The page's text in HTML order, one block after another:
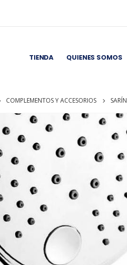
TIENDA QUIENES SOMOS
COMPLEMENTOS Y ACCESORIOS SARÍN